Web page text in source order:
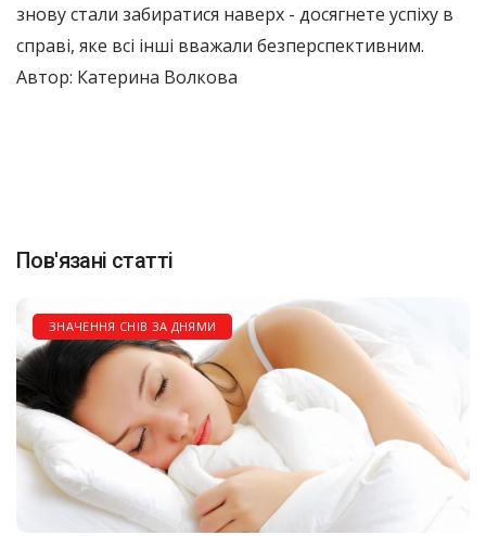
знову стали забиратися наверх - досягнете успіху в
справі, яке всі інші вважали безперспективним.
Автор: Катерина Волкова
Пов'язані статті
ЗНАЧЕННЯ СНІВ ЗА ДНЯМИ